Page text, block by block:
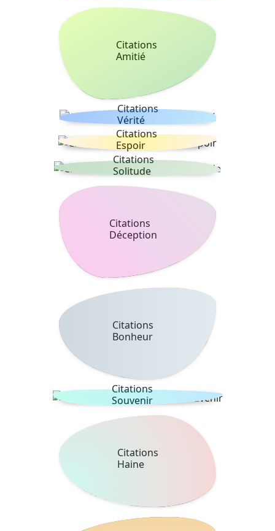
Citations
Amitié
Citations
Vérité
Citations
Espoir
Citations
Solitude
Citations
Déception
Citations
Bonheur
Citations
Souvenir
Citations
Haine